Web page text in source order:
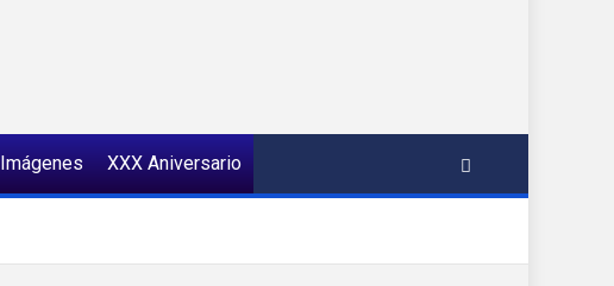
Imágenes XXX Aniversario